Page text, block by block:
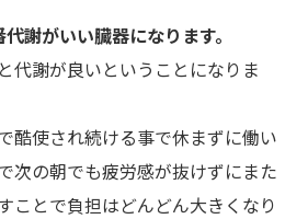
謝がいい臓器になります。
代謝が良いということになりま
酷使され続ける事で休まずに働い
次の朝でも疲労感が抜けずにまた
ことで負担はどんどん大きくなり